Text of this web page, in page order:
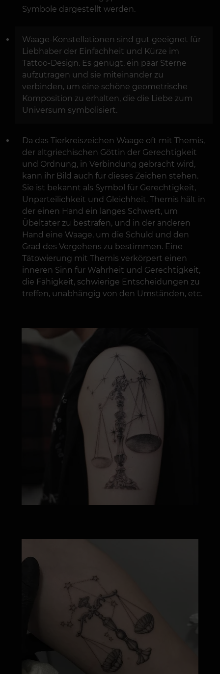
Symbole dargestellt werden.
Waage-Konstellationen sind gut geeignet für
Liebhaber der Einfachheit und Kürze im
Tattoo-Design. Es genügt, ein paar Sterne
aufzutragen und sie miteinander zu
verbinden, um eine schöne geometrische
Komposition zu erhalten, die die Liebe zum
Universum symbolisiert.
Da das Tierkreiszeichen Waage oft mit Themis,
der altgriechischen Göttin der Gerechtigkeit
und Ordnung, in Verbindung gebracht wird,
kann ihr Bild auch für dieses Zeichen stehen.
Sie ist bekannt als Symbol für Gerechtigkeit,
Unparteilichkeit und Gleichheit. Themis hält in
der einen Hand ein langes Schwert, um
Übeltäter zu bestrafen, und in der anderen
Hand eine Waage, um die Schuld und den
Grad des Vergehens zu bestimmen. Eine
Tätowierung mit Themis verkörpert einen
inneren Sinn für Wahrheit und Gerechtigkeit,
die Fähigkeit, schwierige Entscheidungen zu
treffen, unabhängig von den Umständen, etc.